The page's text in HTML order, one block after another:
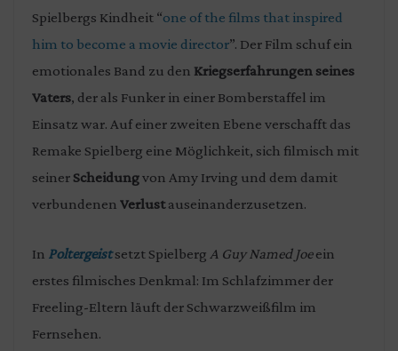
Spielbergs Kindheit “one of the films that inspired
him to become a movie director”. Der Film schuf ein
emotionales Band zu den Kriegserfahrungen seines
Vaters, der als Funker in einer Bomberstaffel im
Einsatz war. Auf einer zweiten Ebene verschafft das
Remake Spielberg eine Möglichkeit, sich filmisch mit
seiner Scheidungvon Amy Irving und dem damit
verbundenen Verlustauseinanderzusetzen.
In Poltergeist setzt Spielberg A Guy Named Joeein
erstes filmisches Denkmal: Im Schlafzimmer der
Freeling-Eltern läuft der Schwarzweißfilm im
Fernsehen.